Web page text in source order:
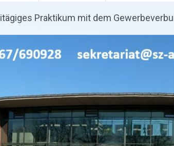
Praktikum mit dem